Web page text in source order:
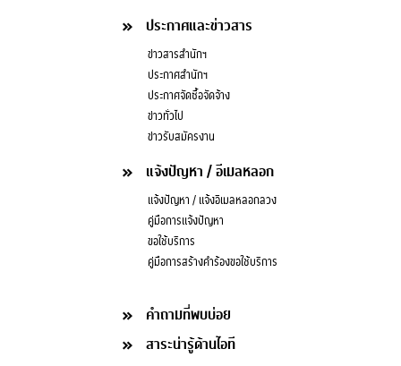
ประกาศและข่าวสาร
ข่าวสารสำนักฯ
ประกาศสำนักฯ
ประกาศจัดซื้อจัดจ้าง
ข่าวทั่วไป
ข่าวรับสมัครงาน
แจ้งปัญหา / อีเมลหลอก
แจ้งปัญหา / แจ้งอีเมลหลอกลวง
คู่มือการแจ้งปัญหา
ขอใช้บริการ
คู่มือการสร้างคำร้องขอใช้บริการ
คำถามที่พบบ่อย
สาระน่ารู้ด้านไอที